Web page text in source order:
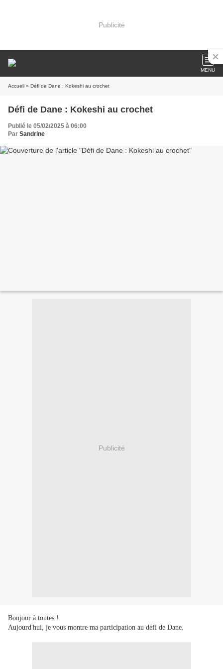
Publicité
MENU
Accueil » Défi de Dane : Kokeshi au crochet
Défi de Dane : Kokeshi au crochet
Publié le 05/02/2025 à 06:00
Par Sandrine
Publicité
Bonjour à toutes !
Aujourd'hui, je vous montre ma participation au défi de Dane.